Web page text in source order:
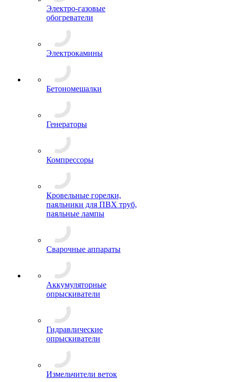
Электро-газовые
обогреватели
Электрокамины
Бетономешалки
Генераторы
Компрессоры
Кровельные горелки,
паяльники для ПВХ труб,
паяльные лампы
Сварочные аппараты
Аккумуляторные
опрыскиватели
Гидравлические
опрыскиватели
Измельчители веток